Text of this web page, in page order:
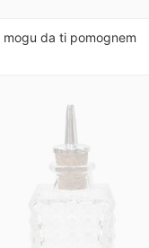
da ti pomognem